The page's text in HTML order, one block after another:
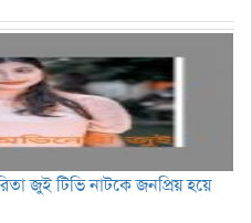
জুই টিভি নাটকে জনপ্রিয় হয়ে